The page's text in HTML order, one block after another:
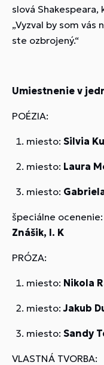
slová
„Vyzval by som vás
ste ozbrojený.“
Umiestnenie v
POÉZIA:
miesto: Silvia
miesto: Laura
miesto:
špeciálne ocenenie:
Znášik, I. K
PRÓZA:
miesto: Nikola
miesto:Jakub
miesto: Sandy
VLASTNÁ TVORBA: